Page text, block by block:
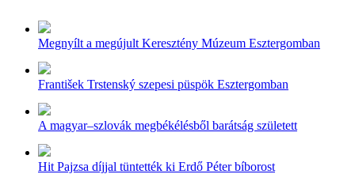
Megnyílt a megújult Keresztény Múzeum Esztergomban
František Trstenský szepesi püspök Esztergomban
A magyar–szlovák megbékélésből barátság született
Hit Pajzsa díjjal tüntették ki Erdő Péter bíborost